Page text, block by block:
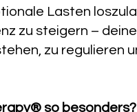
Lasten
zu steigern –
zu regulieren
so besonders?